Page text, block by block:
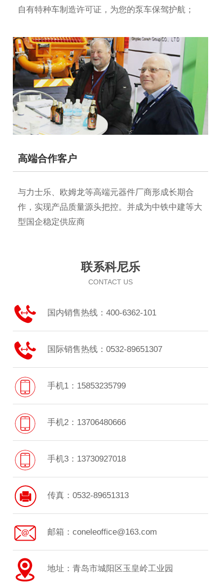
自有特种车制造许可证，为您的泵车保驾护航；
高端合作客户
与力士乐、欧姆龙等高端元器件厂商形成长期合
作，实现产品质量源头把控。并成为中铁中建等大
型国企稳定供应商
联系科尼乐
CONTACT US
国内销售热线：400-6362-101
国际销售热线：0532-89651307
手机1：15853235799
手机2：13706480666
手机3：13730927018
传真：0532-89651313
邮箱：coneleoffice@163.com
地址：青岛市城阳区玉皇岭工业园